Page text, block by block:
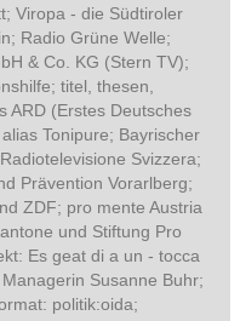
Viropa - die Südtiroler
Radio Grüne Welle;
& Co. KG (Stern TV);
titel, thesen,
ARD (Erstes Deutsches
Tonipure; Bayrischer
Svizzera;
Prävention Vorarlberg;
ZDF; pro mente Austria
und Stiftung Pro
Es geat di a un - tocca
Susanne Buhr;
politik:oida;